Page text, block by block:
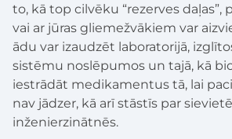
to, kā top cilvēku “rezerves daļas”,
vai ar jūras gliemežvākiem var
ādu var izaudzēt laboratorijā,
sistēmu noslēpumos un tajā, kā
iestrādāt medikamentus tā, lai
nav jādzer, kā arī stāstīs par
inženierzinātnēs.